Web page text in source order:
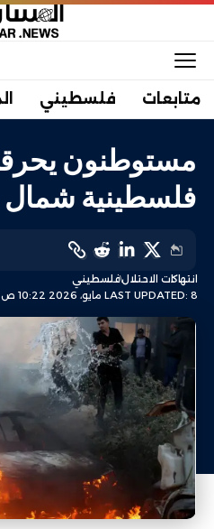
متابعات فلسطيني
مستوطنون
فلسطينية شمال
LAST UPDATED: 8 مايو، 2026 10:22 ص
انتهاكات الاحتلالفلسطيني